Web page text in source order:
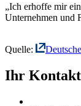
„Ich erhoffe mir
Unternehmen und
Quelle:
Ihr Kontakt